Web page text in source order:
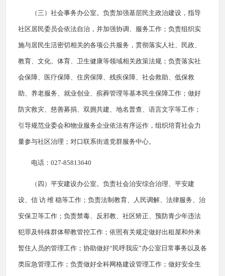
（三）社会事务办公室。负责加强基层民主政治建设，指导
社区居民委员会依法自治，并加强协调、服务工作；负责组织实
施与居民生活密切相关的各项公共服务，贯彻落实人社、民政、
教育、文化、体育、卫生健康等领域相关政策法规；负责落实社
会保障、医疗保障、住房保障、残疾保障、社会救助、低保救
助、养老服务、就业创业、殡葬管理等基本民生保障工作；做好
防灾救灾、慈善募捐、双拥共建、地名普查、语言文字等工作；
引导规范业委会和物业服务企业依法有序运作，组织培育社会力
量参与社区治理；对口联系街道党群服务中心。
电话：027-85813640
（四）平安建设办公室。负责社会治安综合治理、平安建
设、信 访 维 稳等工作；负责法制教育、人民调解、法律服务、治
安保卫等工作；负责禁毒、反邪教、社区矫正、预防青少年违法
犯罪及特殊群体帮教管控工作；依照有关规定做好出租屋和外来
暂住人员的管理工作；协助做好“民呼我应”办公室日常事务以及各
类应急管理工作；负责做好全科网格建设管理工作；做好安全生